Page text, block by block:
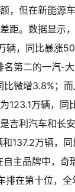
，但在新能源
距。数据显示
辆，同比暴涨
名第二的一汽-
比微增3.8%；
123.1万辆，同
吉利汽车和长
137.2万辆，
主品牌中，奇
排在第十位，